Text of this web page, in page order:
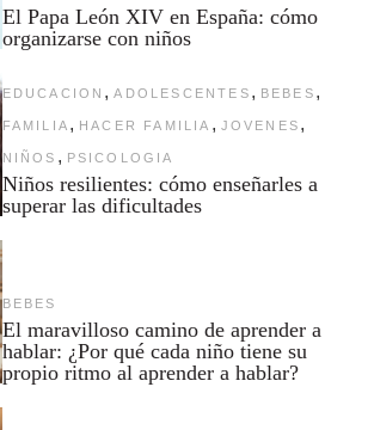
El Papa León XIV en España: cómo
organizarse con niños
EDUCACION , ADOLESCENTES , BEBES ,
FAMILIA , HACER FAMILIA , JOVENES ,
NIÑOS , PSICOLOGIA
Niños resilientes: cómo enseñarles a
superar las dificultades
BEBES
El maravilloso camino de aprender a
hablar: ¿Por qué cada niño tiene su
propio ritmo al aprender a hablar?